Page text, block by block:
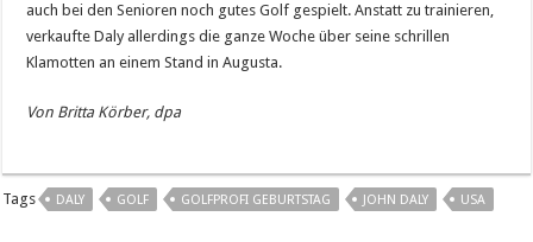
auch bei den Senioren noch gutes Golf gespielt. Anstatt zu trainieren,
verkaufte Daly allerdings die ganze Woche über seine schrillen
Klamotten an einem Stand in Augusta.
Von Britta Körber, dpa
Tags DALY GOLF GOLFPROFI GEBURTSTAG JOHN DALY USA